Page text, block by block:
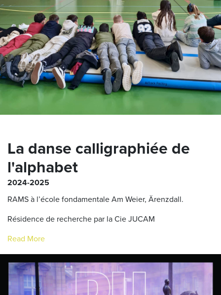
La danse calligraphiée de
l'alphabet
2024-2025
RAMS à l’école fondamentale Am Weier, Ärenzdall.
Résidence de recherche par la Cie JUCAM
Read More